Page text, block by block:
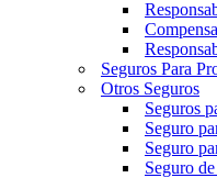
Seguros Para
Otros Seguros
Seguros
Seguro
Seguro
Seguro